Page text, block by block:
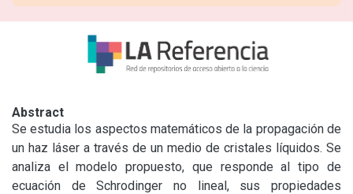
Abstract
Se estudia los aspectos matemáticos de la propagación de
un haz láser a través de un medio de cristales líquidos. Se
analiza el modelo propuesto, que responde al tipo de
ecuación de Schrodinger no lineal, sus propiedades